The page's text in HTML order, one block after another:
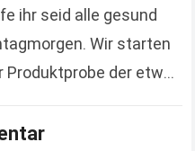
ihr seid alle gesund
Wir starten
der etwas